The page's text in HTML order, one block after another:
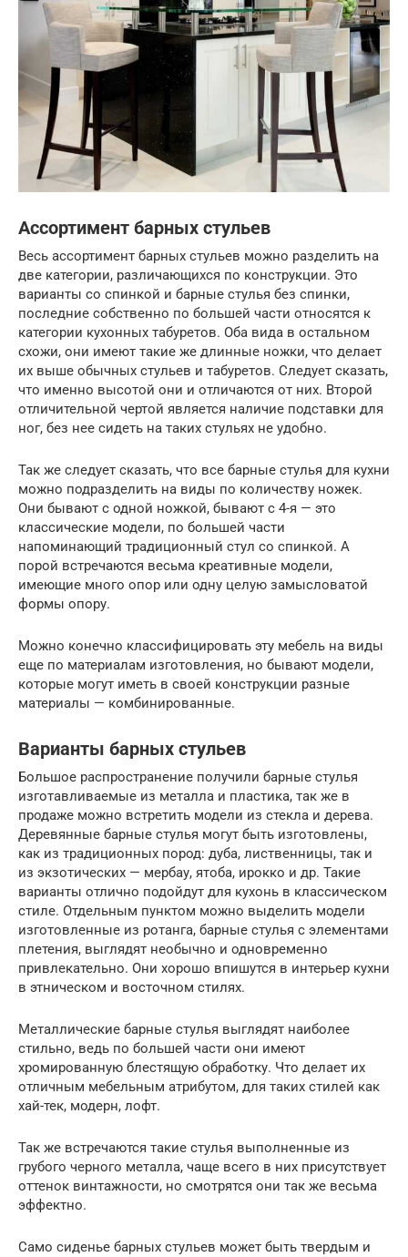
Ассортимент барных стульев
Весь ассортимент барных стульев можно разделить на
две категории, различающихся по конструкции. Это
варианты со спинкой и барные стулья без спинки,
последние собственно по большей части относятся к
категории кухонных табуретов. Оба вида в остальном
схожи, они имеют такие же длинные ножки, что делает
их выше обычных стульев и табуретов. Следует сказать,
что именно высотой они и отличаются от них. Второй
отличительной чертой является наличие подставки для
ног, без нее сидеть на таких стульях не удобно.
Так же следует сказать, что все барные стулья для кухни
можно подразделить на виды по количеству ножек.
Они бывают с одной ножкой, бывают с 4-я — это
классические модели, по большей части
напоминающий традиционный стул со спинкой. А
порой встречаются весьма креативные модели,
имеющие много опор или одну целую замысловатой
формы опору.
Можно конечно классифицировать эту мебель на виды
еще по материалам изготовления, но бывают модели,
которые могут иметь в своей конструкции разные
материалы — комбинированные.
Варианты барных стульев
Большое распространение получили барные стулья
изготавливаемые из металла и пластика, так же в
продаже можно встретить модели из стекла и дерева.
Деревянные барные стулья могут быть изготовлены,
как из традиционных пород: дуба, лиственницы, так и
из экзотических — мербау, ятоба, ирокко и др. Такие
варианты отлично подойдут для кухонь в классическом
стиле. Отдельным пунктом можно выделить модели
изготовленные из ротанга, барные стулья с элементами
плетения, выглядят необычно и одновременно
привлекательно. Они хорошо впишутся в интерьер кухни
в этническом и восточном стилях.
Металлические барные стулья выглядят наиболее
стильно, ведь по большей части они имеют
хромированную блестящую обработку. Что делает их
отличным мебельным атрибутом, для таких стилей как
хай-тек, модерн, лофт.
Так же встречаются такие стулья выполненные из
грубого черного металла, чаще всего в них присутствует
оттенок винтажности, но смотрятся они так же весьма
эффектно.
Само сиденье барных стульев может быть твердым и